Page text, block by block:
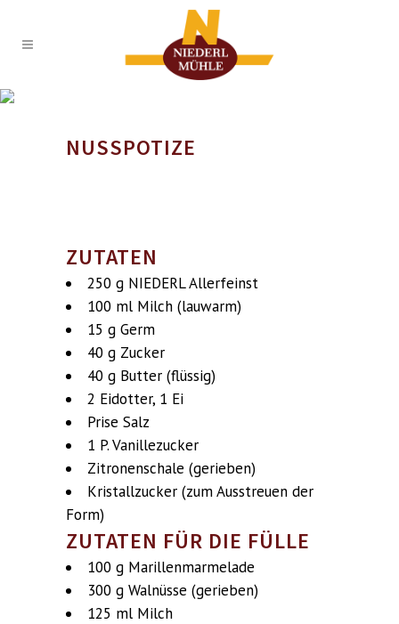
NUSSPOTIZE
ZUTATEN
250 g NIEDERL Allerfeinst
100 ml Milch (lauwarm)
15 g Germ
40 g Zucker
40 g Butter (flüssig)
2 Eidotter, 1 Ei
Prise Salz
1 P. Vanillezucker
Zitronenschale (gerieben)
Kristallzucker (zum Ausstreuen der
Form)
ZUTATEN FÜR DIE FÜLLE
100 g Marillenmarmelade
300 g Walnüsse (gerieben)
125 ml Milch